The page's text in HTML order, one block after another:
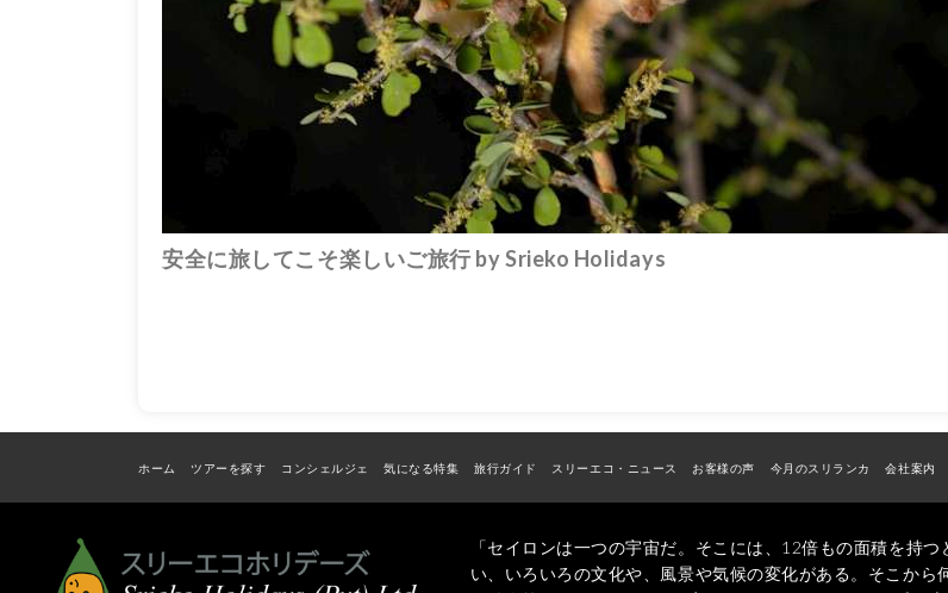
安全に旅してこそ楽しいご旅行 by Srieko Holidays
ホーム ツアーを探す コンシェルジェ 気になる特集 旅行ガイド スリーエコ・ニュース お客様の声 今月のスリランカ 会社案内
「セイロンは一つの宇宙だ。そこには、12倍もの面積を持
い、いろいろの文化や、風景や気候の変化がある。そこから